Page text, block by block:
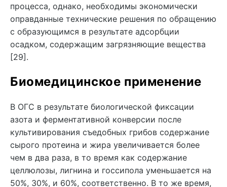
процесса, однако, необходимы экономически
оправданные технические решения по обращению
с образующимся в результате адсорбции
осадком, содержащим загрязняющие вещества
[29].
Биомедицинское применение
В ОГС в результате биологической фиксации
азота и ферментативной конверсии после
культивирования съедобных грибов содержание
сырого протеина и жира увеличивается более
чем в два раза, в то время как содержание
целлюлозы, лигнина и госсипола уменьшается на
50%, 30%, и 60%, соответственно. В то же время,